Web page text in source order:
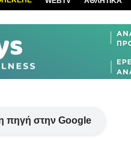
πηγή στην Google